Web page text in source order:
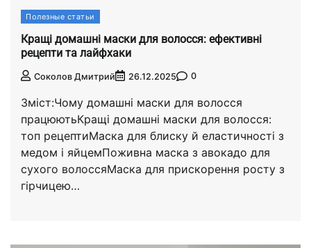
Полезные статьи
Кращі домашні маски для волосся: ефективні
рецепти та лайфхаки
Соколов Дмитрий 26.12.2025 0
Зміст:Чому домашні маски для волосся
працюютьКращі домашні маски для волосся:
топ рецептиМаска для блиску й еластичності з
медом і яйцемПоживна маска з авокадо для
сухого волоссяМаска для прискорення росту з
гірчицею…